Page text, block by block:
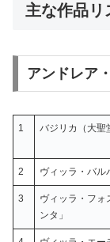
主な作品リ
アンドレア
1 バジリカ（大聖
2 ヴィッラ・バル
3
ヴィッラ・フォ
ンタ」